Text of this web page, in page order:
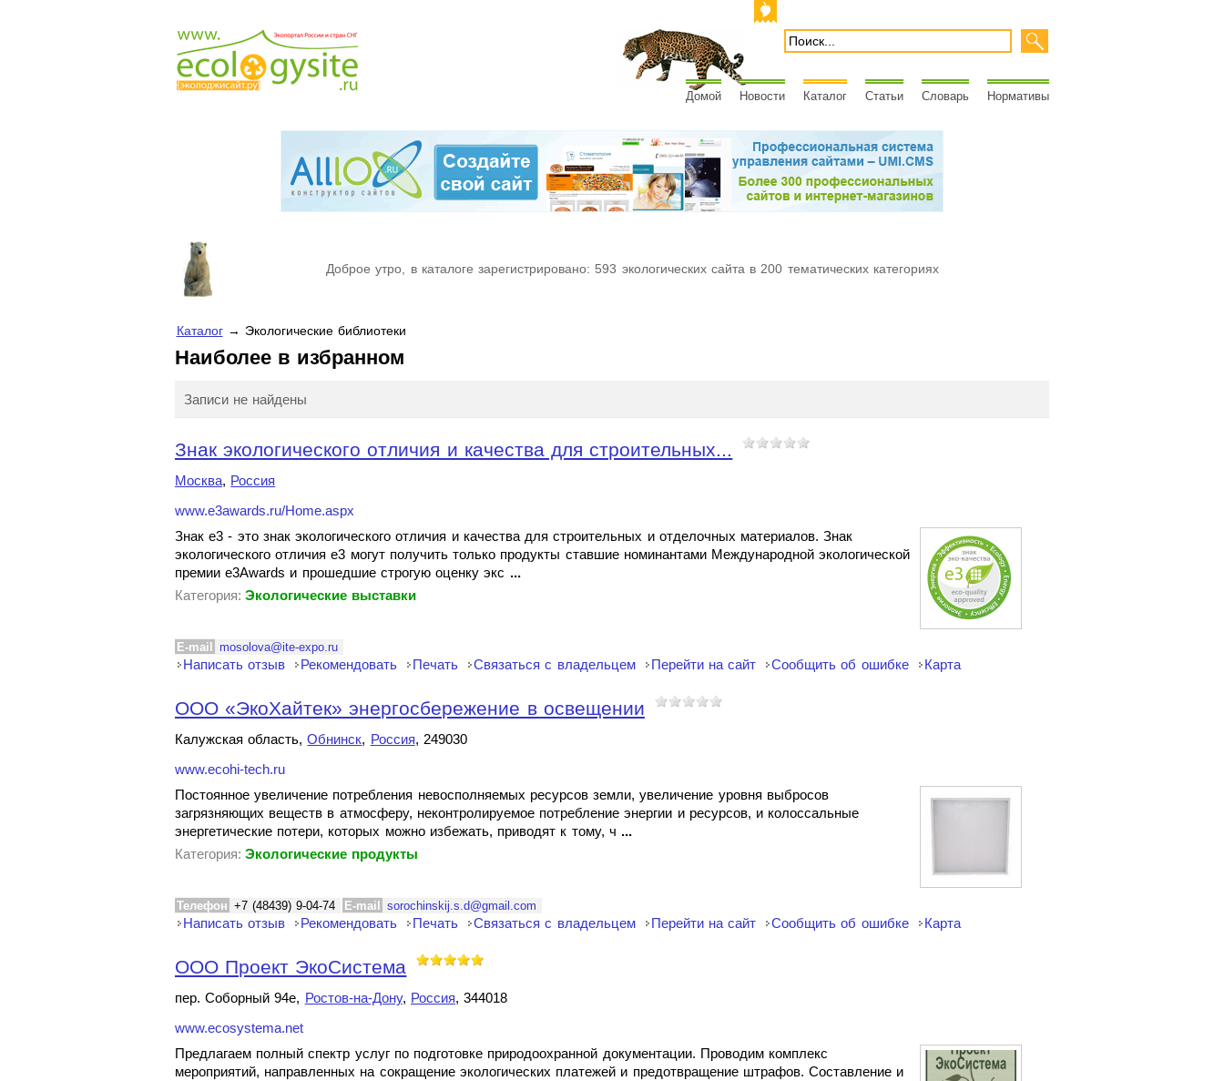
Домой Новости Каталог Статьи Словарь Нормативы
Доброе утро, в каталоге зарегистрировано: 593 экологических сайта в 200 тематических категориях
Каталог→ Экологические библиотеки
Наиболее в избранном
Записи не найдены
Знак экологического отличия и качества для строительных...
Москва, Россия
www.e3awards.ru/Home.aspx
Знак e3 - это знак экологического отличия и качества для строительных и отделочных материалов. Знак
экологического отличия e3 могут получить только продукты ставшие номинантами Международной экологической
премии e3Awards и прошедшие строгую оценку экс ...
Категория: Экологические выставки
E-mail mosolova@ite-expo.ru
Написать отзыв Рекомендовать Печать Связаться с владельцем Перейти на сайт Сообщить об ошибке Карта
ООО «ЭкоХайтек» энергосбережение в освещении
Калужская область,Обнинск, Россия, 249030
www.ecohi-tech.ru
Постоянное увеличение потребления невосполняемых ресурсов земли, увеличение уровня выбросов
загрязняющих веществ в атмосферу, неконтролируемое потребление энергии и ресурсов, и колоссальные
энергетические потери, которых можно избежать, приводят к тому, ч ...
Категория: Экологические продукты
Телефон +7 (48439) 9-04-74 E-mail sorochinskij.s.d@gmail.com
Написать отзыв Рекомендовать Печать Связаться с владельцем Перейти на сайт Сообщить об ошибке Карта
ООО Проект ЭкоСистема
пер. Соборный 94е, Ростов-на-Дону, Россия, 344018
www.ecosystema.net
Предлагаем полный спектр услуг по подготовке природоохранной документации. Проводим комплекс
мероприятий, направленных на сокращение экологических платежей и предотвращение штрафов. Составление и